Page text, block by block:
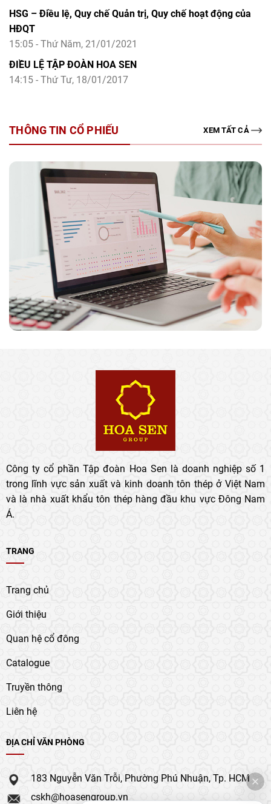
HSG – Điều lệ, Quy chế Quản trị, Quy chế hoạt động của
HĐQT
15:05 - Thứ Năm, 21/01/2021
ĐIỀU LỆ TẬP ĐOÀN HOA SEN
14:15 - Thứ Tư, 18/01/2017
THÔNG TIN CỔ PHIẾU XEM TẤT CẢ
Công ty cổ phần Tập đoàn Hoa Sen là doanh nghiệp số 1
trong lĩnh vực sản xuất và kinh doanh tôn thép ở Việt Nam
và là nhà xuất khẩu tôn thép hàng đầu khu vực Đông Nam
Á.
TRANG
Trang chủ
Giới thiệu
Quan hệ cổ đông
Catalogue
Truyền thông
Liên hệ
ĐỊA CHỈ VĂN PHÒNG
183 Nguyễn Văn Trỗi, Phường Phú Nhuận, Tp. HCM
cskh@hoasengroup.vn